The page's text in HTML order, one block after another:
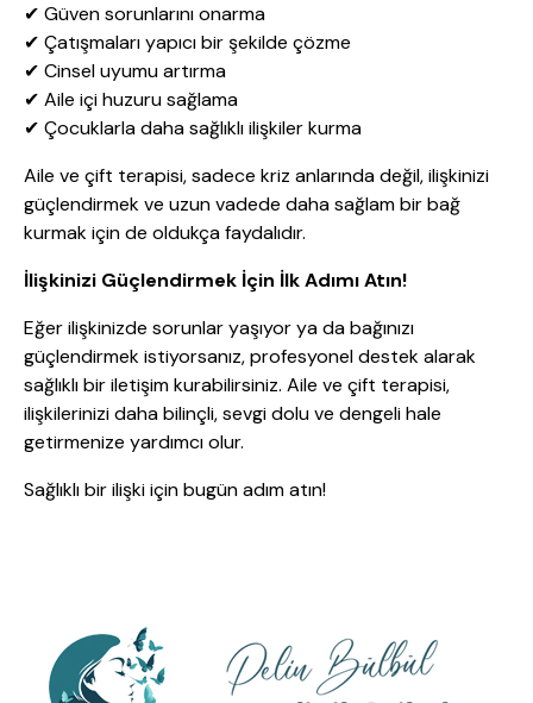
✔ Güven sorunlarını onarma
✔ Çatışmaları yapıcı bir şekilde çözme
✔ Cinsel uyumu artırma
✔ Aile içi huzuru sağlama
✔ Çocuklarla daha sağlıklı ilişkiler kurma
Aile ve çift terapisi, sadece kriz anlarında değil, ilişkinizi
güçlendirmek ve uzun vadede daha sağlam bir bağ
kurmak için de oldukça faydalıdır.
İlişkinizi Güçlendirmek İçin İlk Adımı Atın!
Eğer ilişkinizde sorunlar yaşıyor ya da bağınızı
güçlendirmek istiyorsanız, profesyonel destek alarak
sağlıklı bir iletişim kurabilirsiniz. Aile ve çift terapisi,
ilişkilerinizi daha bilinçli, sevgi dolu ve dengeli hale
getirmenize yardımcı olur.
Sağlıklı bir ilişki için bugün adım atın!